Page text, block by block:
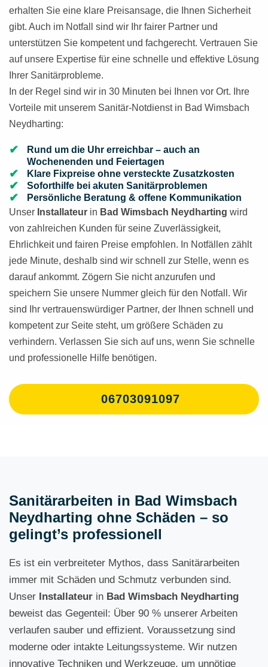
erhalten Sie eine klare Preisansage, die Ihnen Sicherheit
gibt. Auch im Notfall sind wir Ihr fairer Partner und
unterstützen Sie kompetent und fachgerecht. Vertrauen Sie
auf unsere Expertise für eine schnelle und effektive Lösung
Ihrer Sanitärprobleme.
In der Regel sind wir in 30 Minuten bei Ihnen vor Ort. Ihre
Vorteile mit unserem Sanitär-Notdienst in Bad Wimsbach
Neydharting:
Rund um die Uhr erreichbar – auch an
Wochenenden und Feiertagen
Klare Fixpreise ohne versteckte Zusatzkosten
Soforthilfe bei akuten Sanitärproblemen
Persönliche Beratung & offene Kommunikation
Unser Installateur in Bad Wimsbach Neydharting wird
von zahlreichen Kunden für seine Zuverlässigkeit,
Ehrlichkeit und fairen Preise empfohlen. In Notfällen zählt
jede Minute, deshalb sind wir schnell zur Stelle, wenn es
darauf ankommt. Zögern Sie nicht anzurufen und
speichern Sie unsere Nummer gleich für den Notfall. Wir
sind Ihr vertrauenswürdiger Partner, der Ihnen schnell und
kompetent zur Seite steht, um größere Schäden zu
verhindern. Verlassen Sie sich auf uns, wenn Sie schnelle
und professionelle Hilfe benötigen.
06703091097
Sanitärarbeiten in Bad Wimsbach
Neydharting ohne Schäden – so
gelingt’s professionell
Es ist ein verbreiteter Mythos, dass Sanitärarbeiten
immer mit Schäden und Schmutz verbunden sind.
Unser Installateur in Bad Wimsbach Neydharting
beweist das Gegenteil: Über 90 % unserer Arbeiten
verlaufen sauber und effizient. Voraussetzung sind
moderne oder intakte Leitungssysteme. Wir nutzen
innovative Techniken und Werkzeuge, um unnötige